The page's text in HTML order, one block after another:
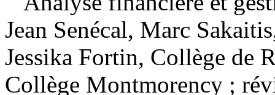
Jean Senécal, Marc
Jessika Fortin, Collège de
Collège Montmorency ;